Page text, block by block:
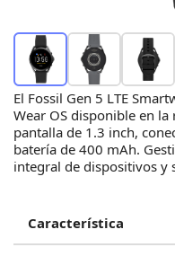
El Fossil Gen 5 LTE
Wear OS disponible en
pantalla de 1.3 inch,
batería de 400 mAh.
integral de dispositivos y
Característica